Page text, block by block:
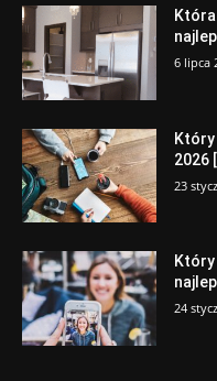
6 lipca
Który
2026
23
24